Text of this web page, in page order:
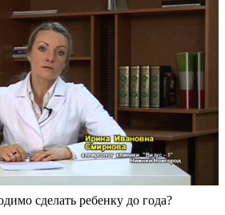
сделать ребенку до года?